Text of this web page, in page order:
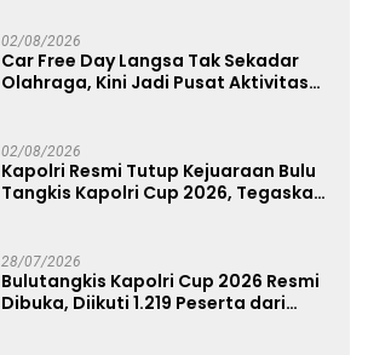
02/08/2026
Car Free Day Langsa Tak Sekadar
Olahraga, Kini Jadi Pusat Aktivitas
02/08/2026
Kapolri Resmi Tutup Kejuaraan Bulu
Tangkis Kapolri Cup 2026, Tegaskan
28/07/2026
Bulutangkis Kapolri Cup 2026 Resmi
Dibuka, Diikuti 1.219 Peserta dari